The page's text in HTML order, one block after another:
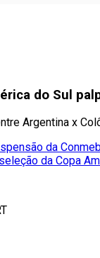
do Sul
Argentina x
da
da Copa